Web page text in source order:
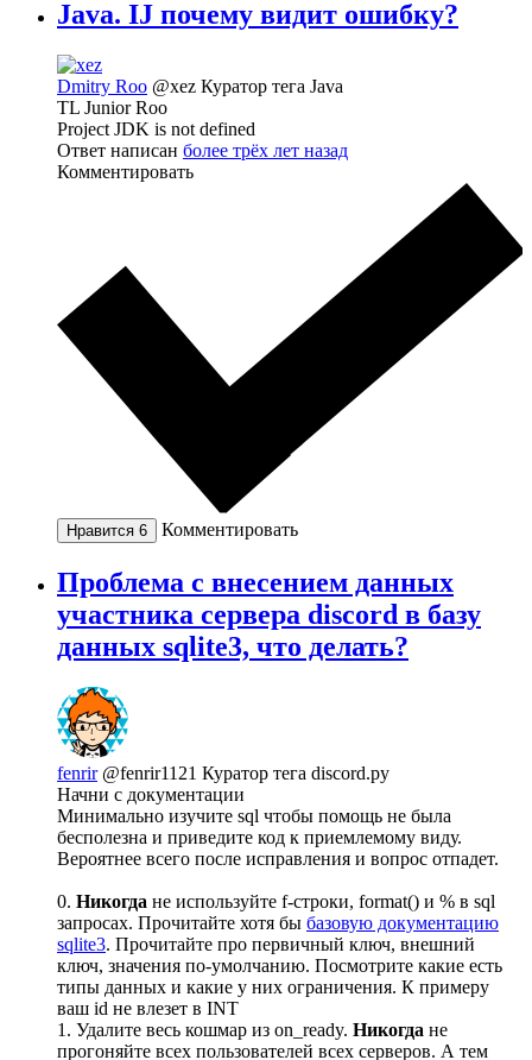
Java. IJ почему видит ошибку?
Dmitry Roo @xez Куратор тега Java
TL Junior Roo
Project JDK is not defined
Ответ написан более трёх лет назад
Комментировать
Нравится 6 Комментировать
Проблема с внесением данных
участника сервера discord в базу
данных sqlite3, что делать?
fenrir @fenrir1121 Куратор тега discord.py
Начни с документации
Минимально изучите sql чтобы помощь не была
бесполезна и приведите код к приемлемому виду.
Вероятнее всего после исправления и вопрос отпадет.
0. Никогда не используйте f-строки, format() и % в sql
запросах. Прочитайте хотя бы базовую документацию
sqlite3. Прочитайте про первичный ключ, внешний
ключ, значения по-умолчанию. Посмотрите какие есть
типы данных и какие у них ограничения. К примеру
ваш id не влезет в INT
1. Удалите весь кошмар из on_ready. Никогда не
прогоняйте всех пользователей всех серверов. А тем